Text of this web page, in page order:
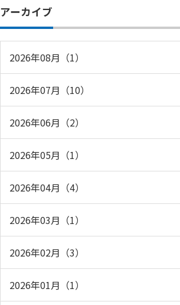
アーカイブ
2026年08月（1）
2026年07月（10）
2026年06月（2）
2026年05月（1）
2026年04月（4）
2026年03月（1）
2026年02月（3）
2026年01月（1）